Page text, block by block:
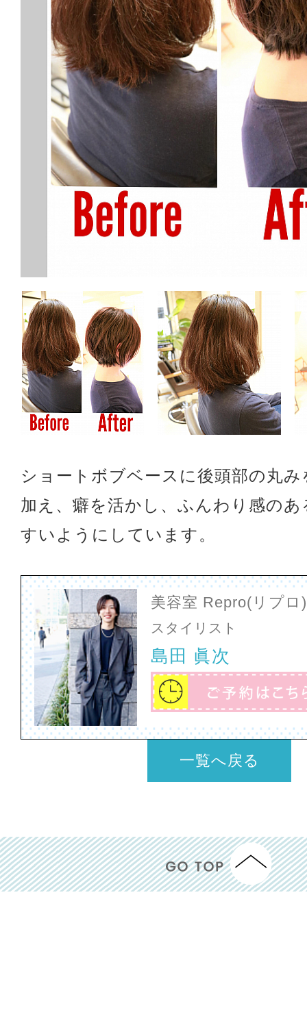
ショートボブベースに後頭部の丸
加え、癖を活かし、ふんわり感の
すいようにしています。
美容室 Repro(リプ
スタイリスト
島田 眞次
一覧へ戻る